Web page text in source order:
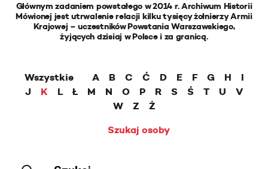
Głównym zadaniem powstałego w 2014 r. Archiwum Historii
Mówionej jest utrwalenie relacji kilku tysięcy żołnierzy Armii
Krajowej – uczestników Powstania Warszawskiego,
żyjących dzisiaj w Polsce i za granicą.
Wszystkie A B C Ć D E F G H
I
J
K L Ł M N O P R S Ś T U
V
W
Z
Ż
Szukaj osoby